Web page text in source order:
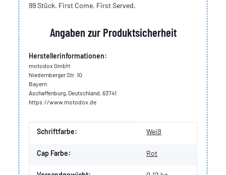
99 Stück. First Come, First Served.
Angaben zur Produktsicherheit
Herstellerinformationen:
motodox GmbH
Niedernberger Str. 10
Bayern
Aschaffenburg, Deutschland, 63741
https://www.motodox.de
Produkteigenschaft
Wert
Schriftfarbe: Weiß
Cap Farbe: Rot